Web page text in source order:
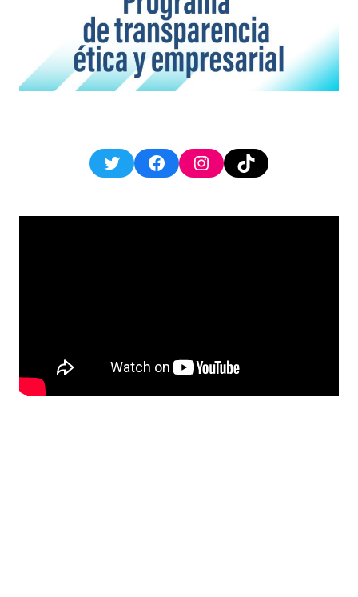
TwitterFacebookInstagram
TikTok